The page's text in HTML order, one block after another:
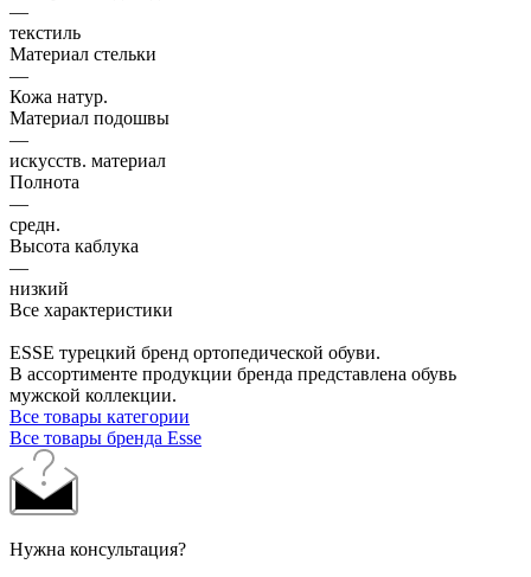
—
текстиль
Материал стельки
—
Кожа натур.
Материал подошвы
—
искусств. материал
Полнота
—
средн.
Высота каблука
—
низкий
Все характеристики
ESSE турецкий бренд ортопедической обуви.
В ассортименте продукции бренда представлена обувь
мужской коллекции.
Все товары категории
Все товары бренда Esse
Нужна консультация?